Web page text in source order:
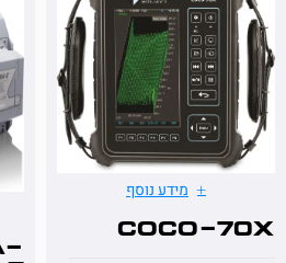
מידע נוסף
CoCo-
SA-